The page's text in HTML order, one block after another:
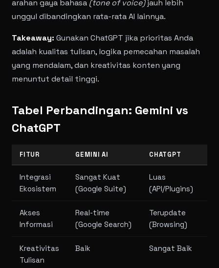
arahan gaya bahasa (tone of voice)jauh lebih
unggul dibandingkan rata-rata AI lainnya.
Takeaway: Gunakan ChatGPT jika prioritas Anda
adalah kualitas tulisan, logika pemecahan masalah
yang mendalam, dan kreativitas konten yang
menuntut detail tinggi.
Tabel Perbandingan: Gemini vs
ChatGPT
FITUR GEMINI AI CHATGPT
Integrasi
Ekosistem
Sangat Kuat
(Google Suite)
Luas
(API/Plugins)
Akses
Informasi
Real-time
(Google Search)
Terupdate
(Browsing)
Kreativitas
Tulisan
Baik Sangat Baik